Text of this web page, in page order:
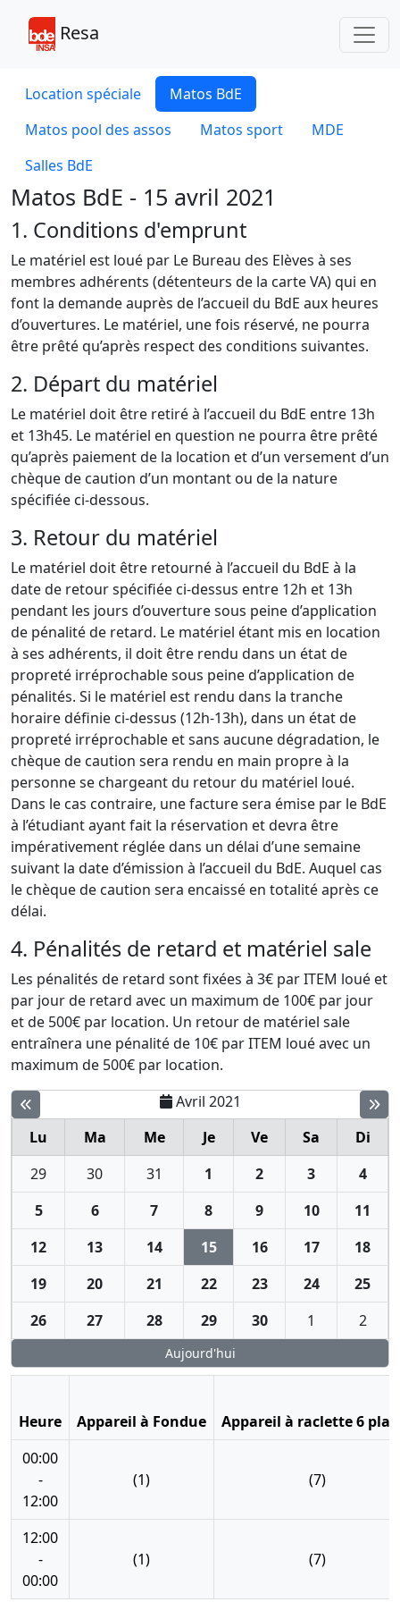
Resa
Location spéciale
Matos BdE
Matos pool des assos
Matos sport
MDE
Salles BdE
Matos BdE - 15 avril 2021
1. Conditions d'emprunt
Le matériel est loué par Le Bureau des Elèves à ses
membres adhérents (détenteurs de la carte VA) qui en
font la demande auprès de l’accueil du BdE aux heures
d’ouvertures. Le matériel, une fois réservé, ne pourra
être prêté qu’après respect des conditions suivantes.
2. Départ du matériel
Le matériel doit être retiré à l’accueil du BdE entre 13h
et 13h45. Le matériel en question ne pourra être prêté
qu’après paiement de la location et d’un versement d’un
chèque de caution d’un montant ou de la nature
spécifiée ci-dessous.
3. Retour du matériel
Le matériel doit être retourné à l’accueil du BdE à la
date de retour spécifiée ci-dessus entre 12h et 13h
pendant les jours d’ouverture sous peine d’application
de pénalité de retard. Le matériel étant mis en location
à ses adhérents, il doit être rendu dans un état de
propreté irréprochable sous peine d’application de
pénalités. Si le matériel est rendu dans la tranche
horaire définie ci-dessus (12h-13h), dans un état de
propreté irréprochable et sans aucune dégradation, le
chèque de caution sera rendu en main propre à la
personne se chargeant du retour du matériel loué.
Dans le cas contraire, une facture sera émise par le BdE
à l’étudiant ayant fait la réservation et devra être
impérativement réglée dans un délai d’une semaine
suivant la date d’émission à l’accueil du BdE. Auquel cas
le chèque de caution sera encaissé en totalité après ce
délai.
4. Pénalités de retard et matériel sale
Les pénalités de retard sont fixées à 3€ par ITEM loué et
par jour de retard avec un maximum de 100€ par jour
et de 500€ par location. Un retour de matériel sale
entraînera une pénalité de 10€ par ITEM loué avec un
maximum de 500€ par location.
Avril 2021
Lu
Ma Me Je Ve Sa
Di
29
30 31 1 2 3
4
5
6 7 8 9 10
11
12
13 14 15 16 17
18
19
20 21 22 23 24
25
26
27 28 29 30 1 2
Aujourd'hui
Heure Appareil à Fondue
Appareil à raclette 6
00:00
-
12:00
(1) (7)
12:00
-
00:00
(1) (7)